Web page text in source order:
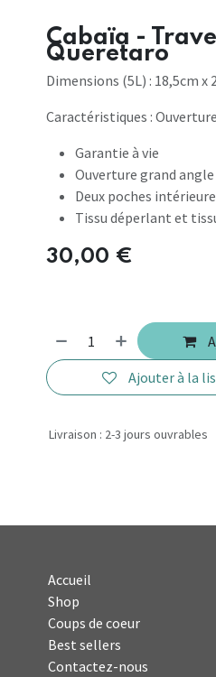
Cabaïa -
Queretaro
Dimensions (5L) : 18,5cm x
Caractéristiques :
Garantie à vie
Ouverture grand angle
Deux poches
Tissu déperlant et
30,00 €
Ajouter à la
Livraison : 2-3 jours ouvrables
Accueil
Shop
Coups de coeur
Best sellers
Contactez-nous